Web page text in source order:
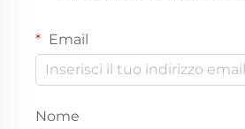
Email
Nome